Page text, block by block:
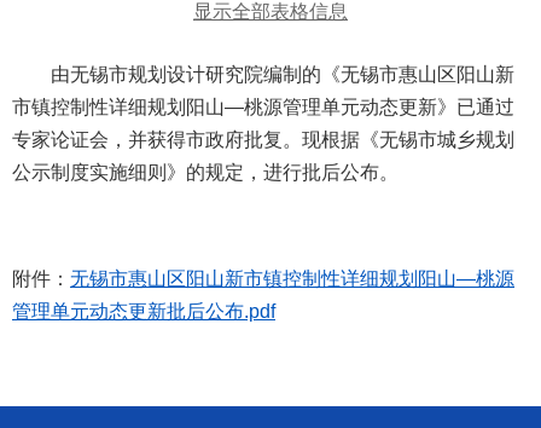
显示全部表格信息
由无锡市规划设计研究院编制的《无锡市惠山区阳山新
市镇控制性详细规划阳山—桃源管理单元动态更新》已通过
专家论证会，并获得市政府批复。现根据《无锡市城乡规划
公示制度实施细则》的规定，进行批后公布。
附件： 无锡市惠山区阳山新市镇控制性详细规划阳山—桃源
管理单元动态更新批后公布.pdf